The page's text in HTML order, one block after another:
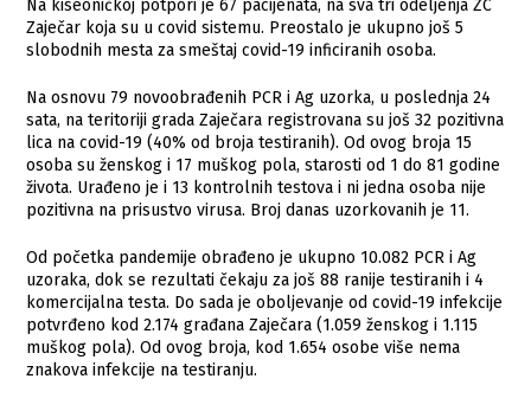
Na kiseoničkoj potpori je 67 pacijenata, na sva tri odeljenja ZC
Zaječar koja su u covid sistemu. Preostalo je ukupno još 5
slobodnih mesta za smeštaj covid-19 inficiranih osoba.
Na osnovu 79 novoobrađenih PCR i Ag uzorka, u poslednja 24
sata, na teritoriji grada Zaječara registrovana su još 32 pozitivna
lica na covid-19 (40% od broja testiranih). Od ovog broja 15
osoba su ženskog i 17 muškog pola, starosti od 1 do 81 godine
života. Urađeno je i 13 kontrolnih testova i ni jedna osoba nije
pozitivna na prisustvo virusa. Broj danas uzorkovanih je 11.
Od početka pandemije obrađeno je ukupno 10.082 PCR i Ag
uzoraka, dok se rezultati čekaju za još 88 ranije testiranih i 4
komercijalna testa. Do sada je oboljevanje od covid-19 infekcije
potvrđeno kod 2.174 građana Zaječara (1.059 ženskog i 1.115
muškog pola). Od ovog broja, kod 1.654 osobe više nema
znakova infekcije na testiranju.